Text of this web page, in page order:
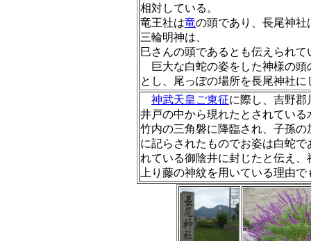
相対している。
竜王社は竜の頭であり、長尾神社
三輪明神は、
巳さんの頭であるとも伝えられ
巨大な白蛇の姿をした神様の頭
とし、尾っぽの場所を長尾神社
神武天皇ご東征に際し、吉野郡
井戸の中から現れたとされている
竹内の三角磐に降臨され、子孫
に記らされたものでお姿は白蛇
れている御陰井に封じたと伝え、
上り藤の神紋を用いている理由で